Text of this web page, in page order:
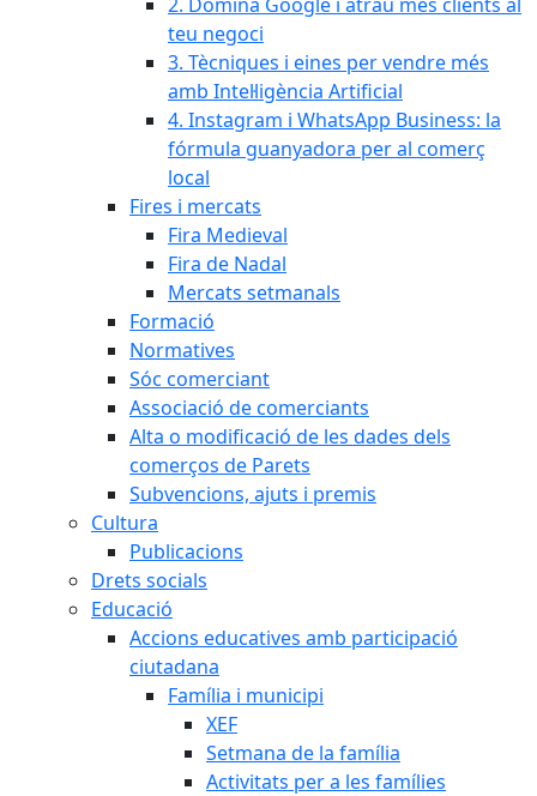
teu negoci
3. Tècniques i eines per vendre més
amb Intel·ligència Artificial
4. Instagram i WhatsApp Business: la
fórmula guanyadora per al comerç
local
Fires i mercats
Fira Medieval
Fira de Nadal
Mercats setmanals
Formació
Normatives
Sóc comerciant
Associació de comerciants
Alta o modificació de les dades dels
comerços de Parets
Subvencions, ajuts i premis
Cultura
Publicacions
Drets socials
Educació
Accions educatives amb participació
ciutadana
Família i municipi
XEF
Setmana de la família
Activitats per a les famílies